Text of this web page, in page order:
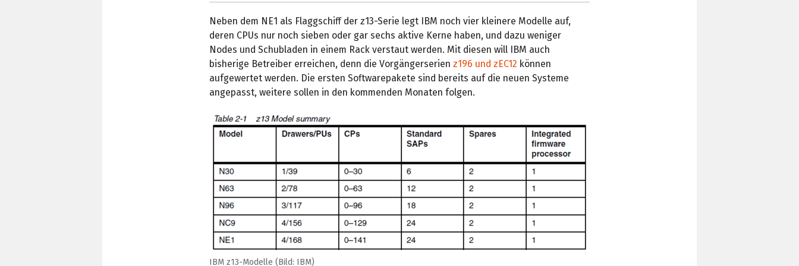
Neben dem NE1 als Flaggschiff der z13-Serie legt IBM noch vier kleinere Modelle auf,
deren CPUs nur noch sieben oder gar sechs aktive Kerne haben, und dazu weniger
Nodes und Schubladen in einem Rack verstaut werden. Mit diesen will IBM auch
bisherige Betreiber erreichen, denn die Vorgängerserien z196 und zEC12 können
aufgewertet werden. Die ersten Softwarepakete sind bereits auf die neuen Systeme
angepasst, weitere sollen in den kommenden Monaten folgen.
IBM z13-Modelle (Bild: IBM)